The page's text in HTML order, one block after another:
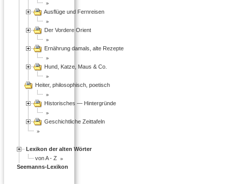
Ausflüge und Fernreisen
Der Vordere Orient
Ernährung damals, alte Rezepte
Hund, Katze, Maus & Co.
Heiter, philosophisch, poetisch
Historisches — Hintergründe
Geschichtliche Zeittafeln
Lexikon der alten Wörter
von A - Z
Seemanns-Lexikon